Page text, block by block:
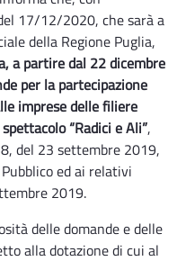
17/12/2020, che sarà a
della Regione Puglia,
a partire dal 22 dicembre
per la partecipazione
imprese delle filiere
“Radici e Ali”,
del 23 settembre 2019,
ed ai relativi
2019.
delle domande e delle
alla dotazione di cui al